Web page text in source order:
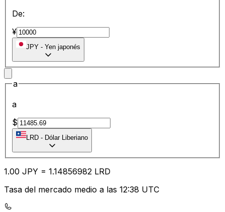
De:
¥
JPY - Yen japonés
a
a
$
LRD - Dólar Liberiano
1.00 JPY = 1.14856982 LRD
Tasa del mercado medio a las 12:38 UTC